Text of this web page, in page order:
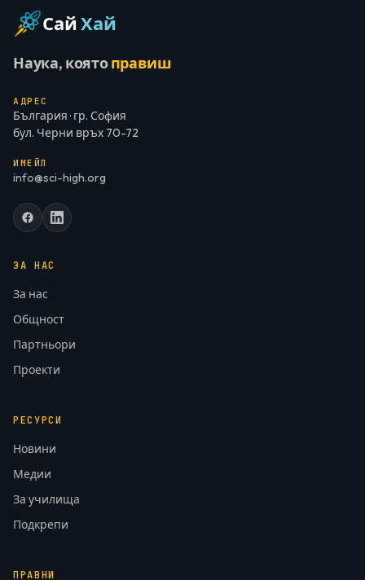
СайХай
Наука, коятоправиш
АДРЕС
България · гр. София
бул. Черни връх 70-72
ИМЕЙЛ
info@sci-high.org
ЗА НАС
За нас
Общност
Партньори
Проекти
РЕСУРСИ
Новини
Медии
За училища
Подкрепи
ПРАВНИ